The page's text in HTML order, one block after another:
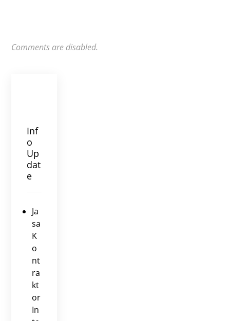
Comments are disabled.
Inf
o
Up
dat
e
Ja
sa
K
o
nt
ra
kt
or
In